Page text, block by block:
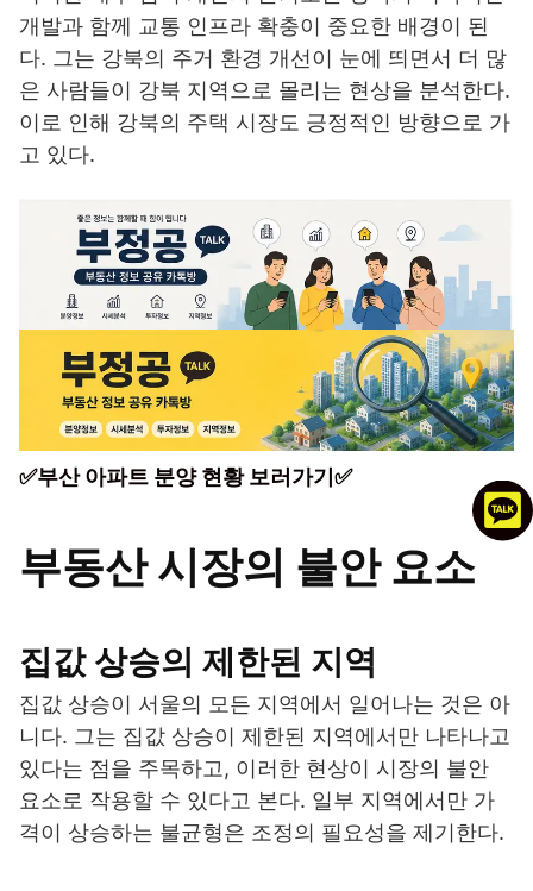
개발과 함께 교통 인프라 확충이 중요한 배경이 된
다. 그는 강북의 주거 환경 개선이 눈에 띄면서 더 많
은 사람들이 강북 지역으로 몰리는 현상을 분석한다.
이로 인해 강북의 주택 시장도 긍정적인 방향으로 가
고 있다.
✅부산 아파트 분양 현황 보러가기✅
부동산 시장의 불안 요소
집값 상승의 제한된 지역
집값 상승이 서울의 모든 지역에서 일어나는 것은 아
니다. 그는 집값 상승이 제한된 지역에서만 나타나고
있다는 점을 주목하고, 이러한 현상이 시장의 불안
요소로 작용할 수 있다고 본다. 일부 지역에서만 가
격이 상승하는 불균형은 조정의 필요성을 제기한다.